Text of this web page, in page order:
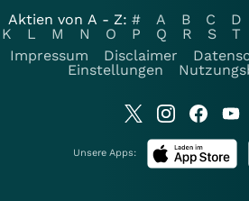
Aktien von A - Z: # A B C D
K
L M N O P Q R S T
Impressum
Disclaimer
Einstellungen
Unsere Apps: